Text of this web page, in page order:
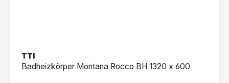
TTI
Badheizkörper Montana Rocco BH 1320 x 600